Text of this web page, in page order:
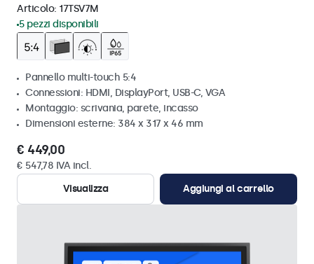
Articolo: 17TSV7M
5 pezzi disponibili
Pannello multi-touch 5:4
Connessioni: HDMI, DisplayPort, USB-C, VGA
Montaggio: scrivania, parete, incasso
Dimensioni esterne: 384 x 317 x 46 mm
€ 449,00
€ 547,78 IVA incl.
Visualizza
Aggiungi al carrello